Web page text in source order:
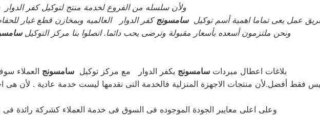
ولأن سلسله من الفروع لخدمة منتج لتوكيل كفر الدوار
عمل يعى تماما اهمية أسم توكيل سامسونج كفر الدوار العالميه وبمخازن قطع غيار
ونحن ملتزمون أسعده بأسعار مقبولة وترضى يحب دائما. اتصلوا بنا مركز التوكيل
بلاغات اعطال مبردات سامسونج بكفر الدوار مع مركز توكيل سامسونج العملاء
فقط أفضل.لأن منتجات الاجهزة المنزلية فالخدمة التى نقدمها ليست خدمة عادية . لأن
وعلى اعلى معايير الجودة الموجوده فى السوق فى خدمة العملاء كشركة رائدة فى